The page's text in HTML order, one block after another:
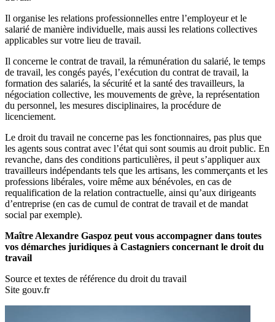
Il organise les relations professionnelles entre l’employeur et le
salarié de manière individuelle, mais aussi les relations collectives
applicables sur votre lieu de travail.
Il concerne le contrat de travail, la rémunération du salarié, le temps
de travail, les congés payés, l’exécution du contrat de travail, la
formation des salariés, la sécurité et la santé des travailleurs, la
négociation collective, les mouvements de grève, la représentation
du personnel, les mesures disciplinaires, la procédure de
licenciement.
Le droit du travail ne concerne pas les fonctionnaires, pas plus que
les agents sous contrat avec l’état qui sont soumis au droit public. En
revanche, dans des conditions particulières, il peut s’appliquer aux
travailleurs indépendants tels que les artisans, les commerçants et les
professions libérales, voire même aux bénévoles, en cas de
requalification de la relation contractuelle, ainsi qu’aux dirigeants
d’entreprise (en cas de cumul de contrat de travail et de mandat
social par exemple).
Maître Alexandre Gaspoz peut vous accompagner dans toutes
vos démarches juridiques à Castagniers concernant le droit du
travail
Source et textes de référence du droit du travail
Site gouv.fr